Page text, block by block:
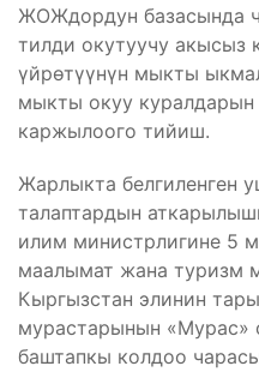
ЖОЖдордун базасында
тилди окутуучу акысыз
үйрөтүүнүн мыкты
мыкты окуу куралдарын
каржылоого тийиш.
Жарлыкта белгиленген
талаптардын
илим министрлигине 5
маалымат жана туризм
Кыргызстан элинин
мурастарынын «Мурас»
баштапкы колдоо